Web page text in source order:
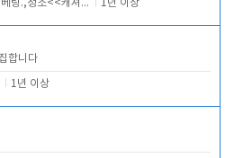
베팅.,청소<<캐셔 모셔봅니다. 1년 이상
합니다
1년 이상